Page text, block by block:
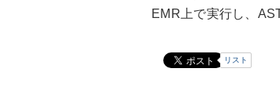
EMR上で実行し、
リスト